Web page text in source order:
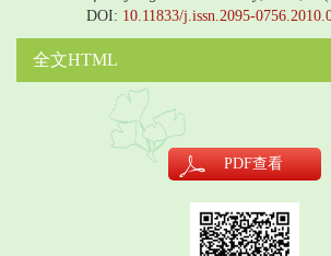
DOI: 10.11833/j.issn.2095-
全文HTML
PDF查看